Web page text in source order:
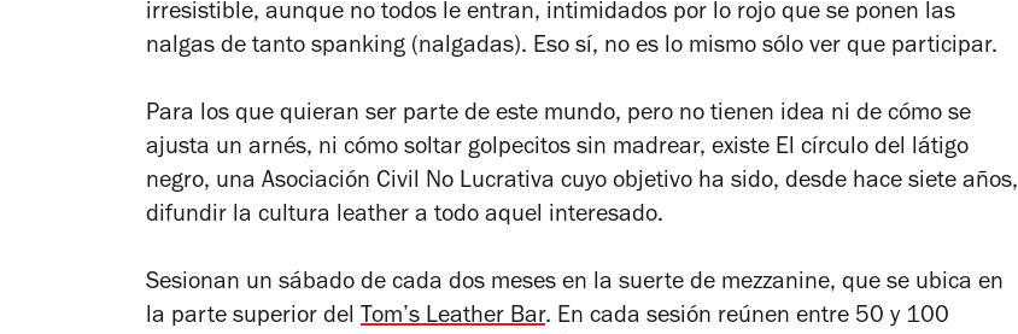
irresistible, aunque no todos le entran, intimidados por lo rojo que se ponen las
nalgas de tanto spanking (nalgadas). Eso sí, no es lo mismo sólo ver que participar.
Para los que quieran ser parte de este mundo, pero no tienen idea ni de cómo se
ajusta un arnés, ni cómo soltar golpecitos sin madrear, existe El círculo del látigo
negro, una Asociación Civil No Lucrativa cuyo objetivo ha sido, desde hace siete años,
difundir la cultura leather a todo aquel interesado.
Sesionan un sábado de cada dos meses en la suerte de mezzanine, que se ubica en
la parte superior del Tom’s Leather Bar. En cada sesión reúnen entre 50 y 100